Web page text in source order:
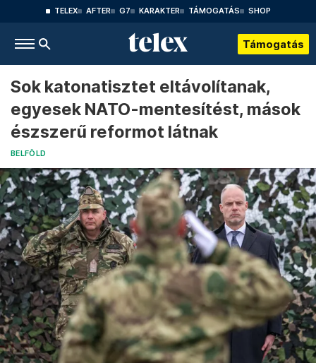
TELEX AFTER G7 KARAKTER TÁMOGATÁS SHOP
Támogatás
Sok katonatisztet eltávolítanak,
egyesek NATO-mentesítést, mások
észszerű reformot látnak
BELFÖLD